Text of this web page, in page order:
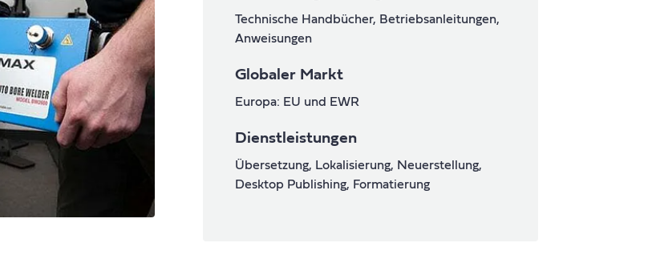
Technische Handbücher, Betriebsanleitungen,
Anweisungen
Globaler Markt
Europa: EU und EWR
Dienstleistungen
Übersetzung, Lokalisierung, Neuerstellung,
Desktop Publishing, Formatierung